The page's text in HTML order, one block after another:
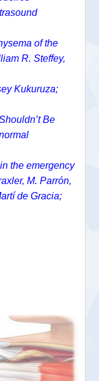
of the
R. Steffey,
Kukuruza;
Be
the emergency
M. Parrón,
de Gracia;